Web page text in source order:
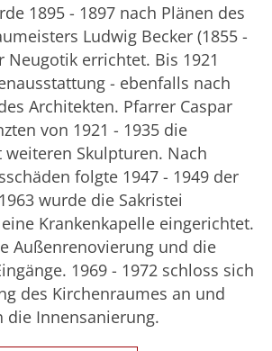
1895 - 1897 nach Plänen des
Ludwig Becker (1855 -
Neugotik errichtet. Bis 1921
- ebenfalls nach
Architekten. Pfarrer Caspar
von 1921 - 1935 die
Skulpturen. Nach
folgte 1947 - 1949 der
wurde die Sakristei
Krankenkapelle eingerichtet.
Außenrenovierung und die
1969 - 1972 schloss sich
des Kirchenraumes an und
die Innensanierung.